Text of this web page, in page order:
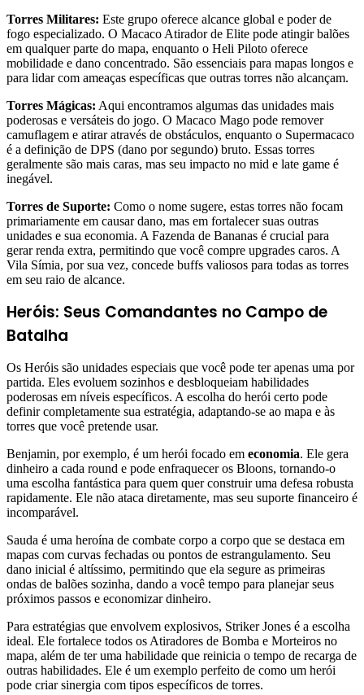
Torres Militares: Este grupo oferece alcance global e poder de
fogo especializado. O Macaco Atirador de Elite pode atingir balões
em qualquer parte do mapa, enquanto o Heli Piloto oferece
mobilidade e dano concentrado. São essenciais para mapas longos e
para lidar com ameaças específicas que outras torres não alcançam.
Torres Mágicas: Aqui encontramos algumas das unidades mais
poderosas e versáteis do jogo. O Macaco Mago pode remover
camuflagem e atirar através de obstáculos, enquanto o Supermacaco
é a definição de DPS (dano por segundo) bruto. Essas torres
geralmente são mais caras, mas seu impacto no mid e late game é
inegável.
Torres de Suporte: Como o nome sugere, estas torres não focam
primariamente em causar dano, mas em fortalecer suas outras
unidades e sua economia. A Fazenda de Bananas é crucial para
gerar renda extra, permitindo que você compre upgrades caros. A
Vila Símia, por sua vez, concede buffs valiosos para todas as torres
em seu raio de alcance.
Heróis: Seus Comandantes no Campo de
Batalha
Os Heróis são unidades especiais que você pode ter apenas uma por
partida. Eles evoluem sozinhos e desbloqueiam habilidades
poderosas em níveis específicos. A escolha do herói certo pode
definir completamente sua estratégia, adaptando-se ao mapa e às
torres que você pretende usar.
Benjamin, por exemplo, é um herói focado em economia. Ele gera
dinheiro a cada round e pode enfraquecer os Bloons, tornando-o
uma escolha fantástica para quem quer construir uma defesa robusta
rapidamente. Ele não ataca diretamente, mas seu suporte financeiro é
incomparável.
Sauda é uma heroína de combate corpo a corpo que se destaca em
mapas com curvas fechadas ou pontos de estrangulamento. Seu
dano inicial é altíssimo, permitindo que ela segure as primeiras
ondas de balões sozinha, dando a você tempo para planejar seus
próximos passos e economizar dinheiro.
Para estratégias que envolvem explosivos, Striker Jones é a escolha
ideal. Ele fortalece todos os Atiradores de Bomba e Morteiros no
mapa, além de ter uma habilidade que reinicia o tempo de recarga de
outras habilidades. Ele é um exemplo perfeito de como um herói
pode criar sinergia com tipos específicos de torres.